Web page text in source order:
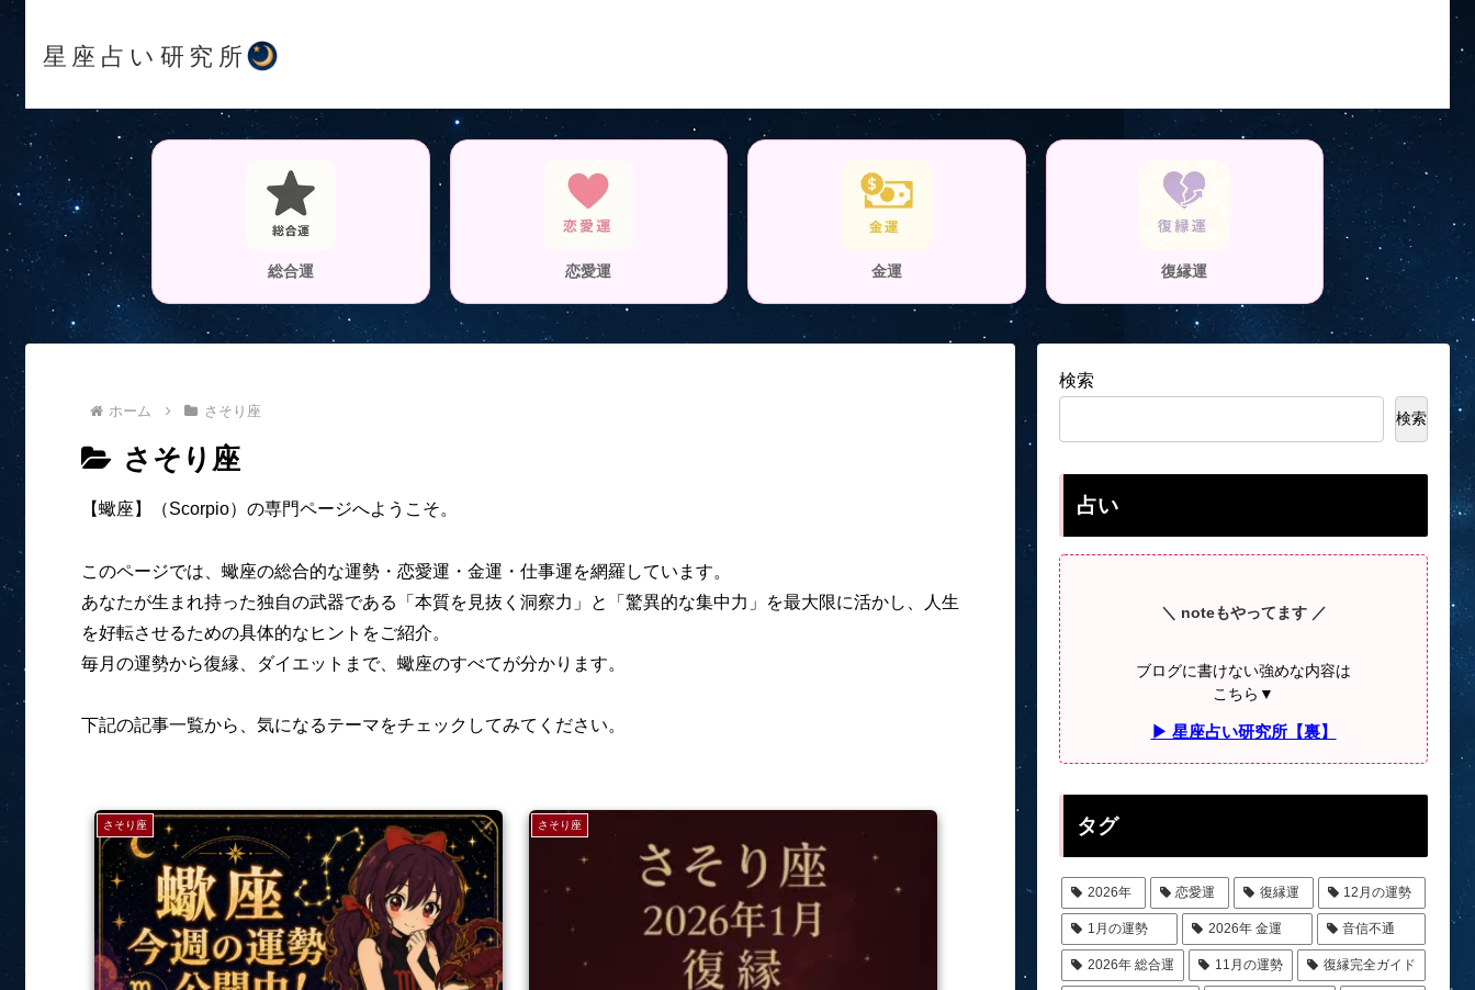
星座占い研究所
総合運 恋愛運 金運 復縁運
ホーム さそり座
さそり座
【蠍座】（Scorpio）の専門ページへようこそ。
このページでは、蠍座の総合的な運勢・恋愛運・金運・仕事運を網羅しています。
あなたが生まれ持った独自の武器である「本質を見抜く洞察力」と「驚異的な集中力」を最大限に活かし、人生
を好転させるための具体的なヒントをご紹介。
毎月の運勢から復縁、ダイエットまで、蠍座のすべてが分かります。
下記の記事一覧から、気になるテーマをチェックしてみてください。
さそり座 さそり座
検索
検索
占い
＼ noteもやってます ／
ブログに書けない強めな内容は
こちら▼
▶ 星座占い研究所【裏】
タグ
2026年 恋愛運 復縁運 12月の運勢
1月の運勢 2026年 金運 音信不通
2026年 総合運 11月の運勢 復縁完全ガイド